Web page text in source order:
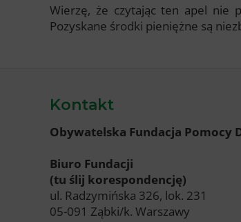
Wierzę, że czytając ten apel nie
Pozyskane środki pieniężne są
Kontakt
Obywatelska Fundacja Pomocy
Biuro Fundacji
(tu ślij korespondencję)
ul. Radzymińska 326, lok. 231
05-091 Ząbki/k. Warszawy